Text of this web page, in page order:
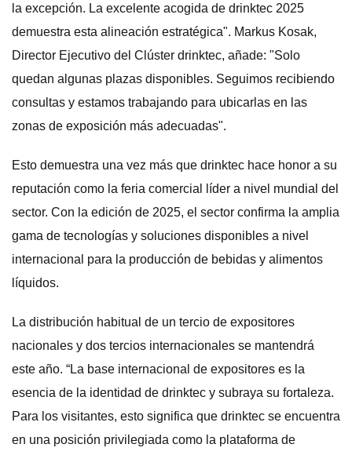
la excepción. La excelente acogida de drinktec 2025
demuestra esta alineación estratégica". Markus Kosak,
Director Ejecutivo del Clúster drinktec, añade: "Solo
quedan algunas plazas disponibles. Seguimos recibiendo
consultas y estamos trabajando para ubicarlas en las
zonas de exposición más adecuadas".
Esto demuestra una vez más que drinktec hace honor a su
reputación como la feria comercial líder a nivel mundial del
sector. Con la edición de 2025, el sector confirma la amplia
gama de tecnologías y soluciones disponibles a nivel
internacional para la producción de bebidas y alimentos
líquidos.
La distribución habitual de un tercio de expositores
nacionales y dos tercios internacionales se mantendrá
este año. “La base internacional de expositores es la
esencia de la identidad de drinktec y subraya su fortaleza.
Para los visitantes, esto significa que drinktec se encuentra
en una posición privilegiada como la plataforma de